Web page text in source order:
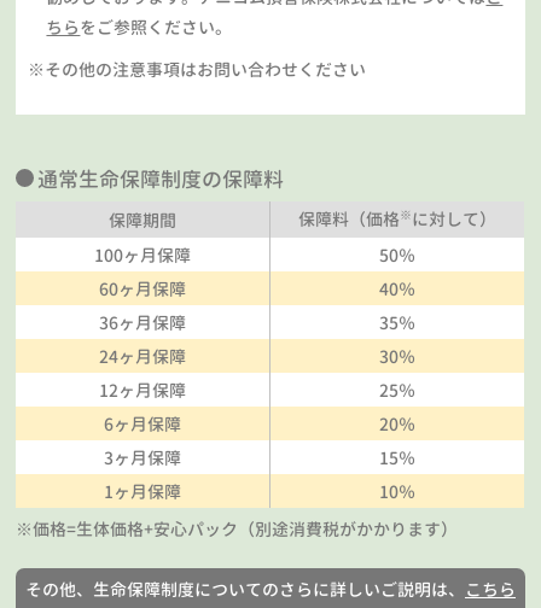
ちらをご参照ください。
※その他の注意事項はお問い合わせください
通常生命保障制度の保障料
保障期間 保障料（価格※に対して）
100ヶ月保障
50％
60ヶ月保障
40％
36ヶ月保障
35％
24ヶ月保障
30％
12ヶ月保障
25％
6ヶ月保障
20％
3ヶ月保障
15％
1ヶ月保障
10％
※価格=生体価格+安心パック（別途消費税がかかります）
その他、生命保障制度についてのさらに詳しいご説明は、 こちら